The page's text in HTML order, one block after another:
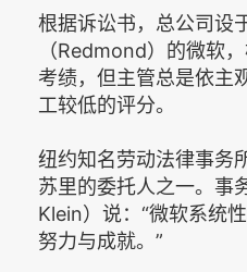
根据诉讼书，总公司设
（Redmond）的微软
考绩，但主管总是依主
工较低的评分。
纽约知名劳动法律事务
苏里的委托人之一。事
Klein）说：“微软系统
努力与成就。”